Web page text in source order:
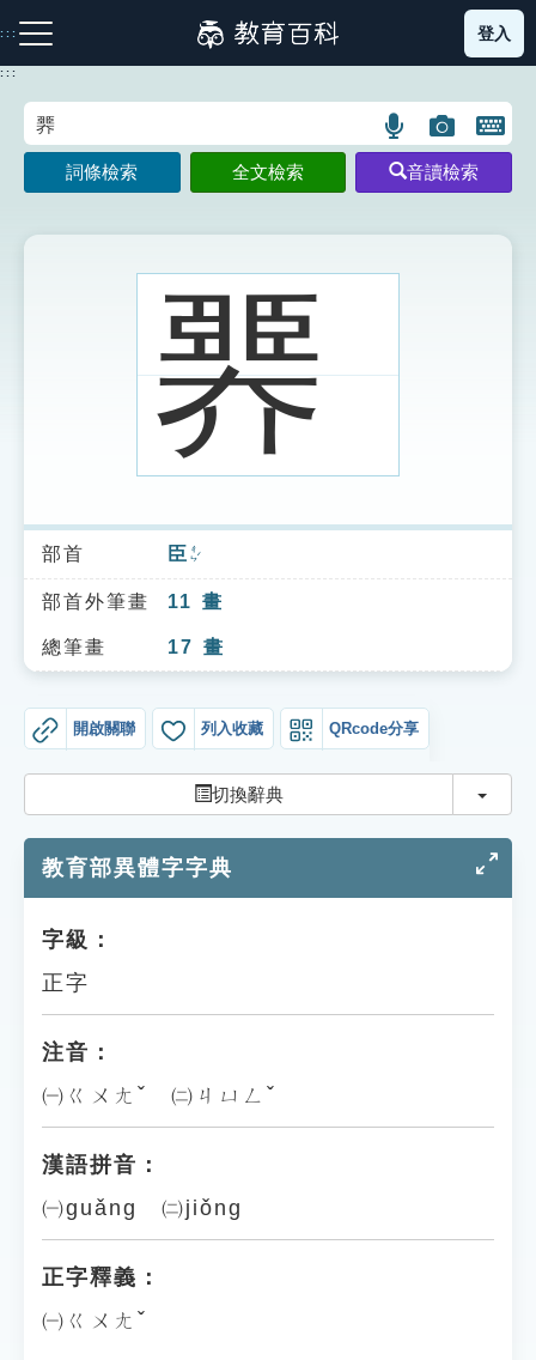
到
主
:::
注音索引圖示 筆畫索引圖示 部首索引表圖示
索引選單
知識索引
單字索引
貓頭鷹博士
登入
:::
語
言
搜
示
圖
片
搜
開
鍵
圖
詞條檢索 全文檢索 音讀檢索
臩
部首 臣 ㄔㄣˊ
部首外筆畫 11 畫
總筆畫 17 畫
開啟關聯 列入收藏 QRcode分享
切換辭典 切換
教育部異體字字典
字級：
正字
注音：
㈠ㄍㄨㄤˇ ㈡ㄐㄩㄥˇ
漢語拼音：
㈠guǎng ㈡jiǒng
正字釋義：
㈠ㄍㄨㄤˇ